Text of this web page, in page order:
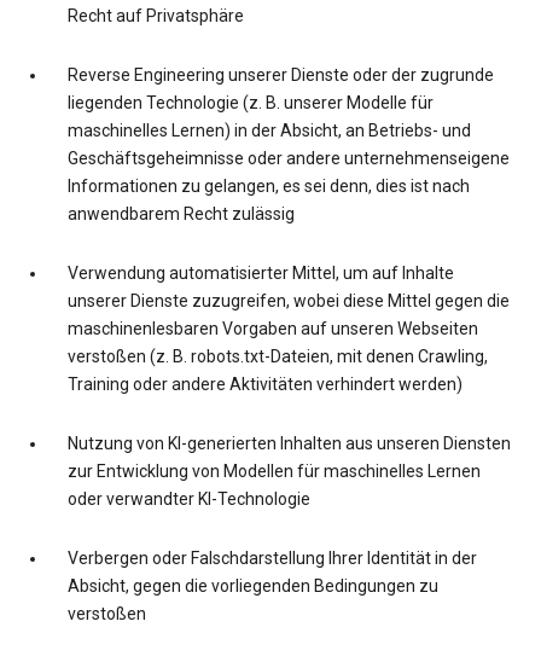
Recht auf Privatsphäre
Reverse Engineering unserer Dienste oder der zugrunde
liegenden Technologie (z. B. unserer Modelle für
maschinelles Lernen) in der Absicht, an Betriebs- und
Geschäftsgeheimnisse oder andere unternehmenseigene
Informationen zu gelangen, es sei denn, dies ist nach
anwendbarem Recht zulässig
Verwendung automatisierter Mittel, um auf Inhalte
unserer Dienste zuzugreifen, wobei diese Mittel gegen die
maschinenlesbaren Vorgaben auf unseren Webseiten
verstoßen (z. B. robots.txt-Dateien, mit denen Crawling,
Training oder andere Aktivitäten verhindert werden)
Nutzung von KI-generierten Inhalten aus unseren Diensten
zur Entwicklung von Modellen für maschinelles Lernen
oder verwandter KI-Technologie
Verbergen oder Falschdarstellung Ihrer Identität in der
Absicht, gegen die vorliegenden Bedingungen zu
verstoßen